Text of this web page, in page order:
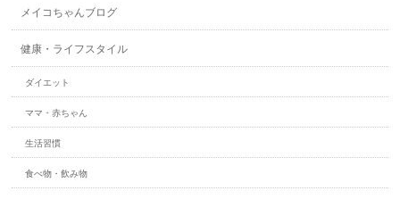
メイコちゃんブログ
健康・ライフスタイル
ダイエット
ママ・赤ちゃん
生活習慣
食べ物・飲み物